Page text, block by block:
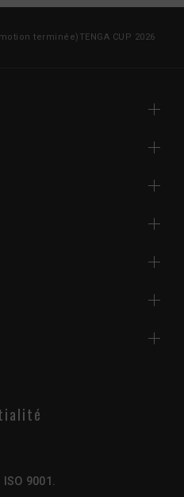
terminée)TENGA CUP 2026
9001.